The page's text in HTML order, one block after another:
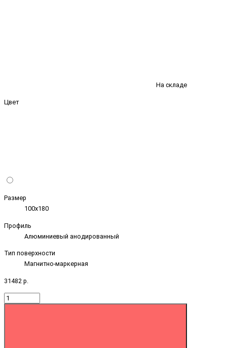
На складе
Цвет
Размер
100х180
Профиль
Алюминиевый анодированный
Тип поверхности
Магнитно-маркерная
31482 р.